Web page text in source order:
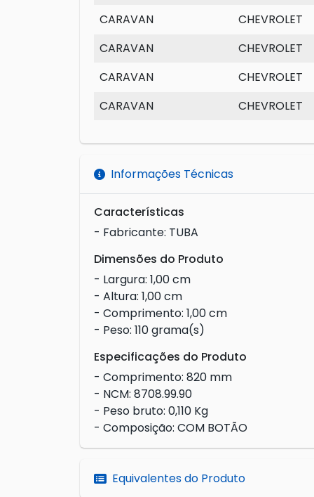
CARAVAN
CHEVROLET
CARAVAN
CHEVROLET
CARAVAN
CHEVROLET
CARAVAN
CHEVROLET
Informações Técnicas
Características
- Fabricante: TUBA
Dimensões do Produto
- Largura: 1,00 cm
- Altura: 1,00 cm
- Comprimento: 1,00 cm
- Peso: 110 grama(s)
Especificações do Produto
- Comprimento: 820 mm
- NCM: 8708.99.90
- Peso bruto: 0,110 Kg
- Composição: COM BOTÃO
Equivalentes do Produto